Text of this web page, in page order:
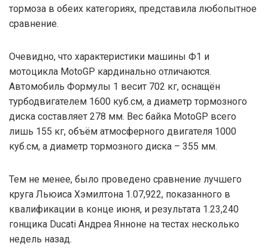
тормоза в обеих категориях, представила любопытное
сравнение.
Очевидно, что характеристики машины Ф1 и
мотоцикла MotoGP кардинально отличаются.
Автомобиль Формулы 1 весит 702 кг, оснащён
турбодвигателем 1600 куб.см, а диаметр тормозного
диска составляет 278 мм. Вес байка MotoGP всего
лишь 155 кг, объём атмосферного двигателя 1000
куб.см, а диаметр тормозного диска – 355 мм.
Тем не менее, было проведено сравнение лучшего
круга Льюиса Хэмилтона 1.07,922, показанного в
квалификации в конце июня, и результата 1.23,240
гонщика Ducati Андреа Янноне на тестах несколько
недель назад.